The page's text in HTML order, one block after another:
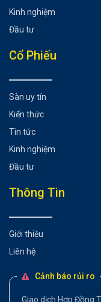
Kinh nghiệm
Đầu tư
Cổ Phiếu
Sàn uy tín
Kiến thức
Tin tức
Kinh nghiệm
Đầu tư
Thông Tin
Giới thiệu
Liên hệ
Cảnh báo rủi ro
Giao dịch Hợp Đồng